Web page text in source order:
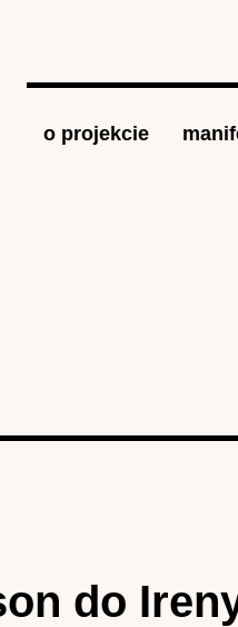
o projekcie
do